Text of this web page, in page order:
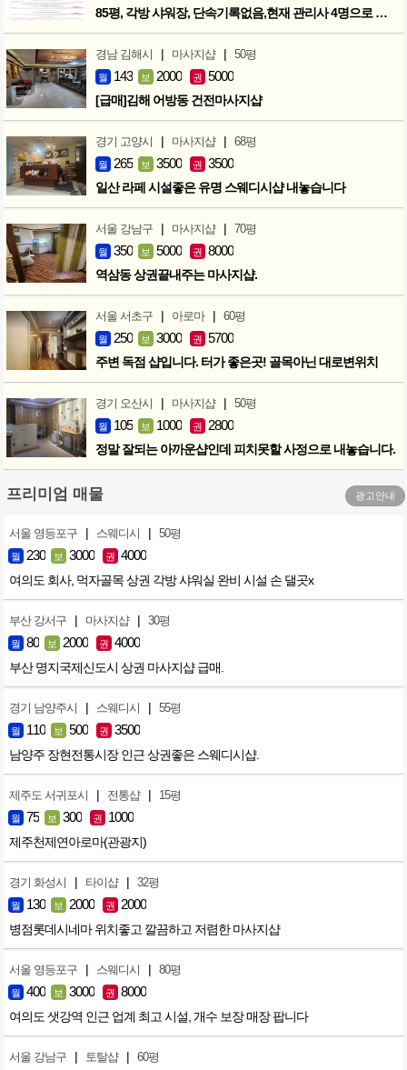
85평, 각방 샤워장, 단속기록없음,현재 관리사 4명으로 성업중
경남 김해시 | 마사지샵 | 50평
월 143 보 2000 권 5000
[급매]김해 어방동 건전마사지샵
경기 고양시 | 마사지샵 | 68평
월 265 보 3500 권 3500
일산 라페 시설좋은 유명 스웨디시샵 내놓습니다
서울 강남구 | 마사지샵 | 70평
월 350 보 5000 권 8000
역삼동 상권끝내주는 마사지샵.
서울 서초구 | 아로마 | 60평
월 250 보 3000 권 5700
주변 독점 샵입니다. 터가 좋은곳! 골목아닌 대로변위치
경기 오산시 | 마사지샵 | 50평
월 105 보 1000 권 2800
정말 잘되는 아까운샵인데 피치못할 사정으로 내놓습니다.
프리미엄 매물 광고안내
서울 영등포구 | 스웨디시 | 50평
월 230 보 3000 권 4000
여의도 회사, 먹자골목 상권 각방 샤워실 완비 시설 손 댈곳x
부산 강서구 | 마사지샵 | 30평
월 80 보 2000 권 4000
부산 명지국제신도시 상권 마사지샵 급매.
경기 남양주시 | 스웨디시 | 55평
월 110 보 500 권 3500
남양주 장현전통시장 인근 상권좋은 스웨디시샵.
제주도 서귀포시 | 전통샵 | 15평
월 75 보 300 권 1000
제주천제연아로마(관광지)
경기 화성시 | 타이샵 | 32평
월 130 보 2000 권 2000
병점롯데시네마 위치좋고 깔끔하고 저렴한 마사지샵
서울 영등포구 | 스웨디시 | 80평
월 400 보 3000 권 8000
여의도 샛강역 인근 업계 최고 시설, 개수 보장 매장 팝니다
서울 강남구 | 토탈샵 | 60평